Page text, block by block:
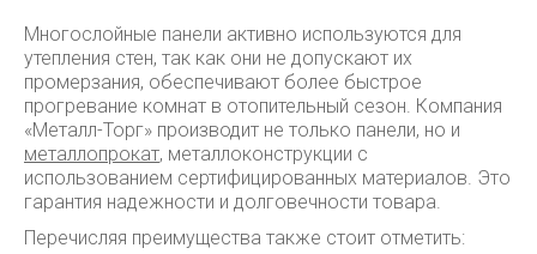
Многослойные панели активно используются для
утепления стен, так как они не допускают их
промерзания, обеспечивают более быстрое
прогревание комнат в отопительный сезон. Компания
«Металл-Торг» производит не только панели, но и
металлопрокат, металлоконструкции с
использованием сертифицированных материалов. Это
гарантия надежности и долговечности товара.
Перечисляя преимущества также стоит отметить: